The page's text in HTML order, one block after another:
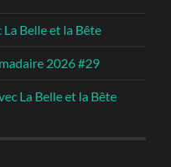
La Belle et la Bête
2026 #29
La Belle et la Bête